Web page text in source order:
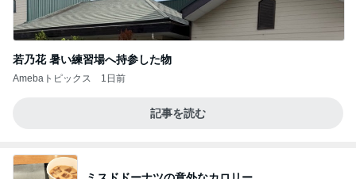
若乃花 暑い練習場へ持参した物
Amebaトピックス 1日前
記事を読む